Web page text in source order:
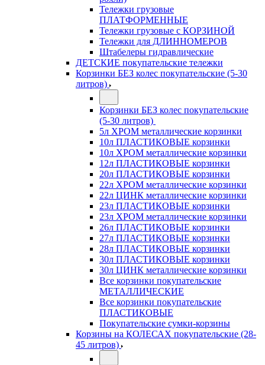
Тележки грузовые
ПЛАТФОРМЕННЫЕ
Тележки грузовые с КОРЗИНОЙ
Тележки для ДЛИННОМЕРОВ
Штабелеры гидравлические
ДЕТСКИЕ покупательские тележки
Корзинки БЕЗ колес покупательские (5-30
литров)
Корзинки БЕЗ колес покупательские
(5-30 литров)
5л ХРОМ металлические корзинки
10л ПЛАСТИКОВЫЕ корзинки
10л ХРОМ металлические корзинки
12л ПЛАСТИКОВЫЕ корзинки
20л ПЛАСТИКОВЫЕ корзинки
22л ХРОМ металлические корзинки
22л ЦИНК металлические корзинки
23л ПЛАСТИКОВЫЕ корзинки
23л ХРОМ металлические корзинки
26л ПЛАСТИКОВЫЕ корзинки
27л ПЛАСТИКОВЫЕ корзинки
28л ПЛАСТИКОВЫЕ корзинки
30л ПЛАСТИКОВЫЕ корзинки
30л ЦИНК металлические корзинки
Все корзинки покупательские
МЕТАЛЛИЧЕСКИЕ
Все корзинки покупательские
ПЛАСТИКОВЫЕ
Покупательские сумки-корзины
Корзины на КОЛЕСАХ покупательские (28-
45 литров)